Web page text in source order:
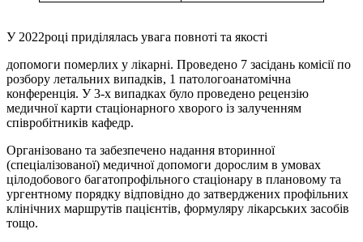
У 2022році приділялась увага повноті та якості
допомоги померлих у лікарні. Проведено 7 засідань комісії по
розбору летальних випадків, 1 патологоанатомічна
конференція. У 3-х випадках було проведено рецензію
медичної карти стаціонарного хворого із залученням
співробітників кафедр.
Організовано та забезпечено надання вторинної
(спеціалізованої) медичної допомоги дорослим в умовах
цілодобового багатопрофільного стаціонару в плановому та
ургентному порядку відповідно до затверджених профільних
клінічних маршрутів пацієнтів, формуляру лікарських засобів
тощо.